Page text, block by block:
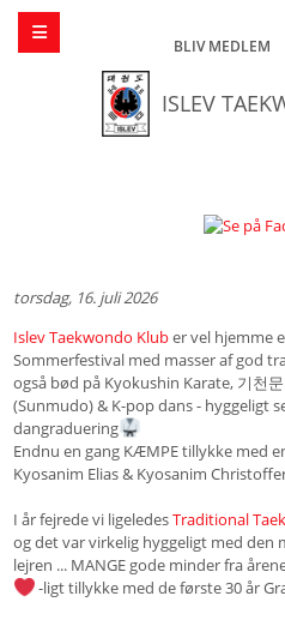
BLIV MEDLEM
ISLEV
torsdag, 16. juli 2026
Islev Taekwondo Kluber vel hjemme
Sommerfestival med masser af god
også bød på Kyokushin Karate, 기천
(Sunmudo) & K-pop dans - hyggeligt
dangraduering
Endnu en gang KÆMPE tillykke med
Kyosanim Elias & Kyosanim
I år fejrede vi ligeledesTraditional
og det var virkelig hyggeligt med den
lejren ... MANGE gode minder fra
-ligt tillykke med de første 30 år